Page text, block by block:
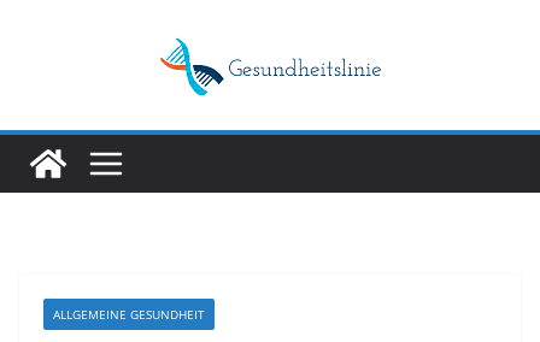
ALLGEMEINE GESUNDHEIT